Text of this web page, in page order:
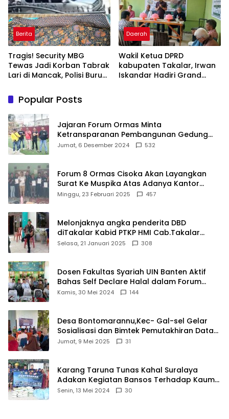
Berita
Tragis! Security MBG
Tewas Jadi Korban Tabrak
Lari di Mancak, Polisi Buru
Kijang Innova
Daerah
Wakil Ketua DPRD
kabupaten Takalar, Irwan
Iskandar Hadiri Grand
umum.
Popular Posts
Jajaran Forum Ormas Minta
Ketransparanan Pembangunan Gedung
Damkar Di Kecamatan Cisoka
Jumat, 6 Desember 2024 532
Forum 8 Ormas Cisoka Akan Layangkan
Surat Ke Muspika Atas Adanya Kantor
Matel di Cisoka
Minggu, 23 Februari 2025 457
Melonjaknya angka penderita DBD
diTakalar Kabid PTKP HMI Cab.Takalar
angkat bicara
Selasa, 21 Januari 2025 308
Dosen Fakultas Syariah UIN Banten Aktif
Bahas Self Declare Halal dalam Forum
Ijtima Ulama MUI
Kamis, 30 Mei 2024 144
Desa Bontomarannu,Kec- Gal-sel Gelar
Sosialisasi dan Bimtek Pemutakhiran Data
ID
Jumat, 9 Mei 2025 31
Karang Taruna Tunas Kahal Suralaya
Adakan Kegiatan Bansos Terhadap Kaum
Dhuafa dan Anak Yatim-Piatu
Senin, 13 Mei 2024 30